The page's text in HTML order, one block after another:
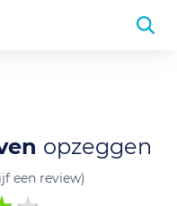
opzeggen
een review)